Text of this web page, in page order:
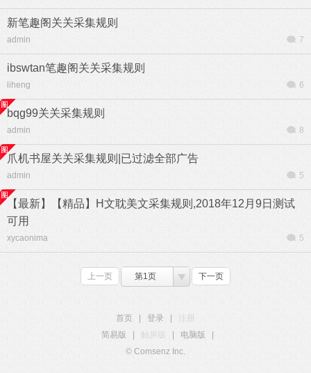
新笔趣阁关关采集规则
admin 7
ibswtan笔趣阁关关采集规则
liheng 6
bqg99关关采集规则
admin 8
爪机书屋关关采集规则|已过滤全部广告
admin 5
【最新】【精品】H文耽美文采集规则,2018年12月9日测试
可用
xycaonima 5
上一页 第1页 下一页
首页 登录
注册
简易版
触屏版 电脑版
© Comsenz Inc.